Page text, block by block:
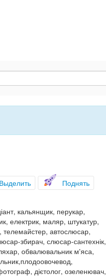
Выделить Поднять
кальянщик, перукар,
електрик, маляр, штукатур,
телемайстер, автослюсар,
збирач, слюсар-сантехнік,
обвалювальник м'яса,
дієтолог, озеленювач,